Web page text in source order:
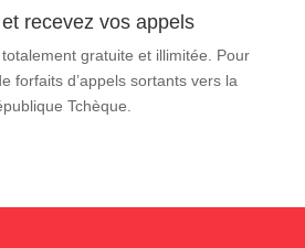
recevez vos appels
totalement gratuite et illimitée. Pour
forfaits d’appels sortants vers la
Tchèque.